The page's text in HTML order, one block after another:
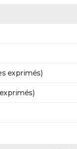
exprimés)